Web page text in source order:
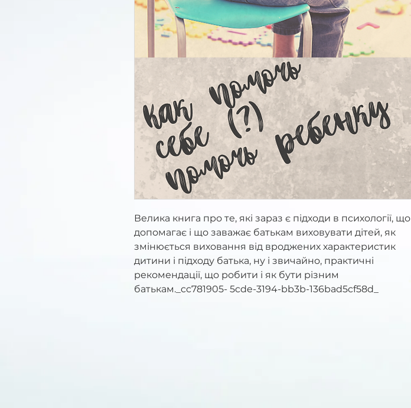
Велика книга про те, які зараз є підходи в психології, що
допомагає і що заважає батькам виховувати дітей, як
змінюється виховання від вроджених характеристик
дитини і підходу батька, ну і звичайно, практичні
рекомендації, що робити і як бути різним
батькам._cc781905- 5cde-3194-bb3b-136bad5cf58d_